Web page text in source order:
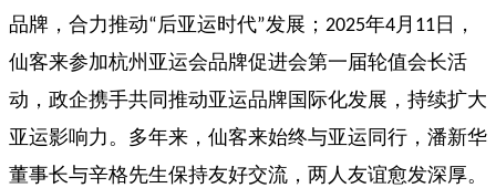
品牌，合力推动“后亚运时代”发展； 2025年4月 11 日，
仙客来参加杭州亚运会品牌促进会第一届轮值会长活
动，政企携手共同推动亚运品牌国际化发展，持续扩大
亚运影响力。多年来，仙客来始终与亚运同行，潘新华
董事长与辛格先生保持友好交流，两人友谊愈发深厚。